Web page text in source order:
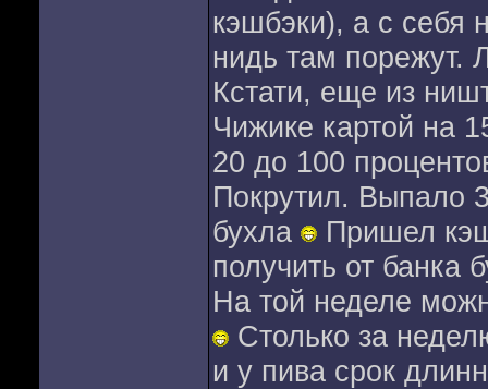
кэшбэки), а с себя
нидь там порежут.
Кстати, еще из
Чижике картой на
20 до 100
Покрутил. Выпало
бухла
Пришел
получить от банка
На той неделе
Столько за
и у пива срок